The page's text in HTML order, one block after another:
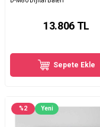
13.806TL
Sepete Ekle
%2 Yeni